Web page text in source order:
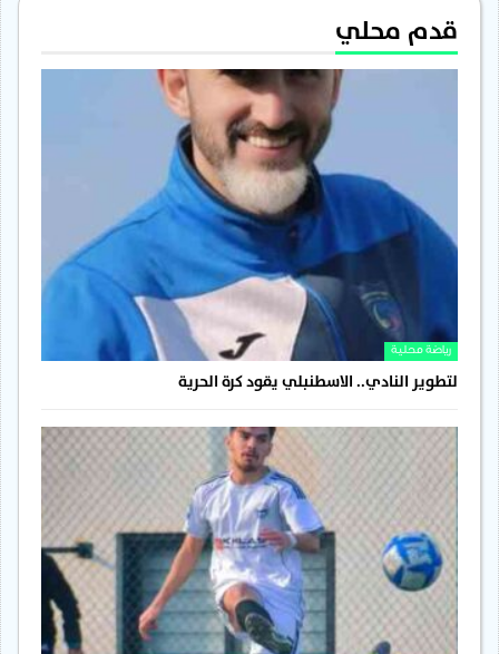
قدم محلي
رياضة محلية
لتطوير النادي.. الاسطنبلي يقود كرة الحرية